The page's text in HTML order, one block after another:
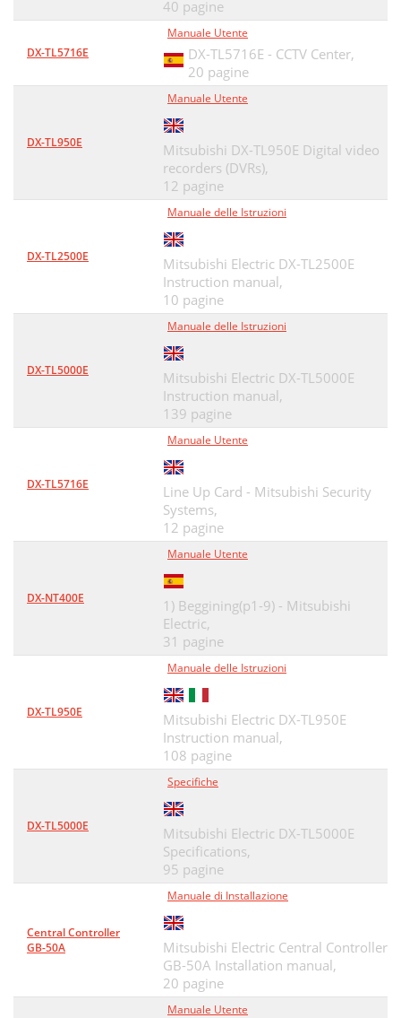
40 pagine
DX-TL5716E
Manuale Utente
DX-TL5716E - CCTV Center,
20 pagine
DX-TL950E
Manuale Utente
Mitsubishi DX-TL950E Digital video
recorders (DVRs),
12 pagine
DX-TL2500E
Manuale delle Istruzioni
Mitsubishi Electric DX-TL2500E
Instruction manual,
10 pagine
DX-TL5000E
Manuale delle Istruzioni
Mitsubishi Electric DX-TL5000E
Instruction manual,
139 pagine
DX-TL5716E
Manuale Utente
Line Up Card - Mitsubishi Security
Systems,
12 pagine
DX-NT400E
Manuale Utente
1) Beggining(p1-9) - Mitsubishi
Electric,
31 pagine
DX-TL950E
Manuale delle Istruzioni
Mitsubishi Electric DX-TL950E
Instruction manual,
108 pagine
DX-TL5000E
Specifiche
Mitsubishi Electric DX-TL5000E
Specifications,
95 pagine
Central Controller
GB-50A
Manuale di Installazione
Mitsubishi Electric Central Controller
GB-50A Installation manual,
20 pagine
Manuale Utente